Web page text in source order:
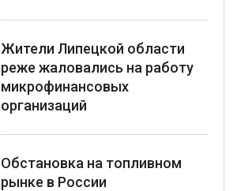
Жители Липецкой области
реже жаловались на работу
микрофинансовых
организаций
Обстановка на топливном
рынке в России